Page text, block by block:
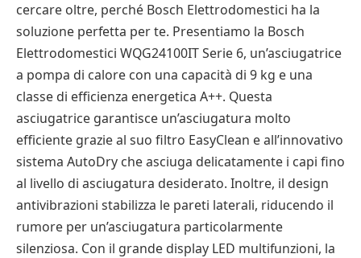
cercare oltre, perché Bosch Elettrodomestici ha la
soluzione perfetta per te. Presentiamo la Bosch
Elettrodomestici WQG24100IT Serie 6, un’asciugatrice
a pompa di calore con una capacità di 9 kg e una
classe di efficienza energetica A++. Questa
asciugatrice garantisce un’asciugatura molto
efficiente grazie al suo filtro EasyClean e all’innovativo
sistema AutoDry che asciuga delicatamente i capi fino
al livello di asciugatura desiderato. Inoltre, il design
antivibrazioni stabilizza le pareti laterali, riducendo il
rumore per un’asciugatura particolarmente
silenziosa. Con il grande display LED multifunzioni, la